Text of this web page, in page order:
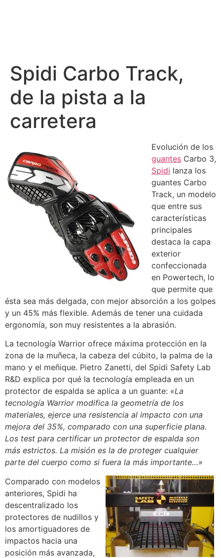
Spidi Carbo Track,
de la pista a la
carretera
Evolución de los
guantes Carbo 3,
Spidi lanza los
guantes Carbo
Track, un modelo
que entre sus
características
principales
destaca la capa
exterior
confeccionada
en Powertech, lo
que permite que
ésta sea más delgada, con mejor absorción a los golpes
y un 45% más flexible. Además de tener una cuidada
ergonomía, son muy resistentes a la abrasión.
La tecnología Warrior ofrece máxima protección en la
zona de la muñeca, la cabeza del cúbito, la palma de la
mano y el meñique. Pietro Zanetti, del Spidi Safety Lab
R&D explica por qué la tecnología empleada en un
protector de espalda se aplica a un guante: «La
tecnología Warrior modifica la geometría de los
materiales, ejerce una resistencia al impacto con una
mejora del 35%, comparado con una superficie plana.
Los test para certificar un protector de espalda son
más estrictos. La misión es la de proteger cualquier
parte del cuerpo como si fuera la más importante…»
Comparado con modelos
anteriores, Spidi ha
descentralizado los
protectores de nudillos y
los amortiguadores de
impactos hacia una
posición más avanzada,